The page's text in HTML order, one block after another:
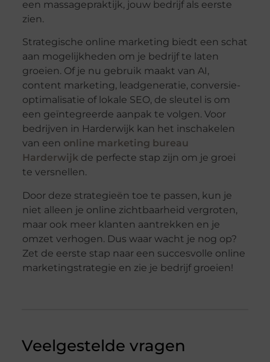
een massagepraktijk, jouw bedrijf als eerste
zien.
Strategische online marketing biedt een schat
aan mogelijkheden om je bedrijf te laten
groeien. Of je nu gebruik maakt van AI,
content marketing, leadgeneratie, conversie-
optimalisatie of lokale SEO, de sleutel is om
een geïntegreerde aanpak te volgen. Voor
bedrijven in Harderwijk kan het inschakelen
van een online marketing bureau
Harderwijkde perfecte stap zijn om je groei
te versnellen.
Door deze strategieën toe te passen, kun je
niet alleen je online zichtbaarheid vergroten,
maar ook meer klanten aantrekken en je
omzet verhogen. Dus waar wacht je nog op?
Zet de eerste stap naar een succesvolle online
marketingstrategie en zie je bedrijf groeien!
Veelgestelde vragen